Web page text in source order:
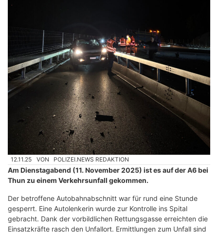
12.11.25 VON POLIZEI.NEWS REDAKTION
Am Dienstagabend (11. November 2025) ist es auf der A6 bei
Thun zu einem Verkehrsunfall gekommen.
Der betroffene Autobahnabschnitt war für rund eine Stunde
gesperrt. Eine Autolenkerin wurde zur Kontrolle ins Spital
gebracht. Dank der vorbildlichen Rettungsgasse erreichten die
Einsatzkräfte rasch den Unfallort. Ermittlungen zum Unfall sind